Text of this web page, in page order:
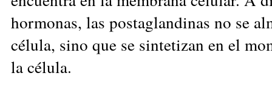
hormonas, las postaglandinas no se
célula, sino que se sintetizan en el
la célula.